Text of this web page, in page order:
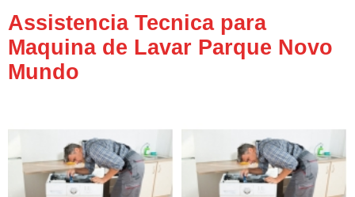
Assistencia Tecnica para
Maquina de Lavar Parque Novo
Mundo